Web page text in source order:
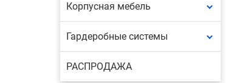
Корпусная мебель
Гардеробные системы
РАСПРОДАЖА